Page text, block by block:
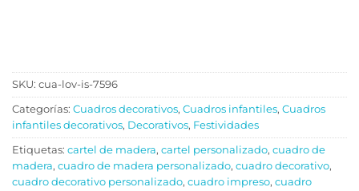
SKU: cua-lov-is-7596
Categorías: Cuadros decorativos, Cuadros infantiles, Cuadros
infantiles decorativos, Decorativos, Festividades
Etiquetas: cartel de madera, cartel personalizado, cuadro de
madera, cuadro de madera personalizado, cuadro decorativo,
cuadro decorativo personalizado, cuadro impreso, cuadro